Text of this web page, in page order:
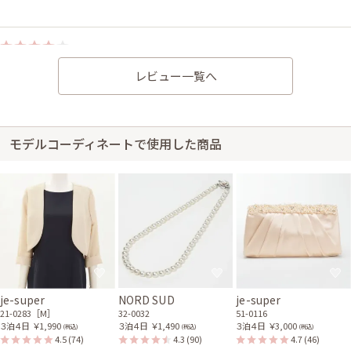
身長146cm【普段のサイズS~M】 (バスト：B65)
結婚式 (友人として)
ルがすそにひっかかる感がありましたが、階段以外ではそれほど気になり
ませんでした。肩幅がきつく、二の腕がそでにぴったりで余裕はなかったで
す。持っている小物と合うようにアクセサリーもレンタルが出来て良かった
レンタル/購入した商品
ゴールドのフラワーヘアク
リップ
81-0138
パールとゴールドチェーン
の2連ブレスレット
61-0043
レビュー一覧へ
モデルコーディネートで使用した商品
je-super
21-0283［M］
３泊４日 ￥1,990 (税込)
4.5(74)
NORD SUD
32-0032
３泊４日 ￥1,490 (税込)
4.3 (90)
je-super
51-0116
３泊４日 ￥3,000 (税込)
4.7(46)